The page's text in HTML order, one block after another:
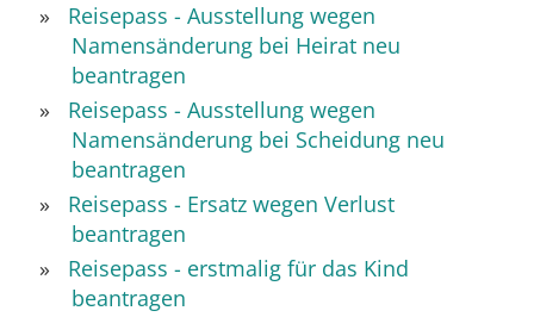
Reisepass - Ausstellung wegen
Namensänderung bei Heirat neu
beantragen
Reisepass - Ausstellung wegen
Namensänderung bei Scheidung neu
beantragen
Reisepass - Ersatz wegen Verlust
beantragen
Reisepass - erstmalig für das Kind
beantragen